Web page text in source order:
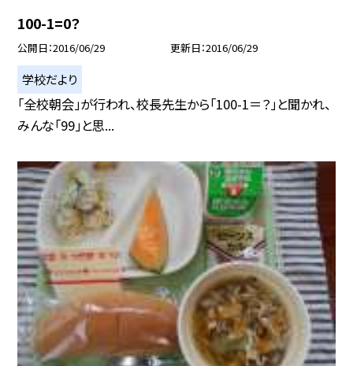
100-1=0？
公開日 2016/06/29 更新日 2016/06/29
学校だより
「全校朝会」が行われ、校長先生から「100-1＝？」と聞かれ、
みんな「99」と思...